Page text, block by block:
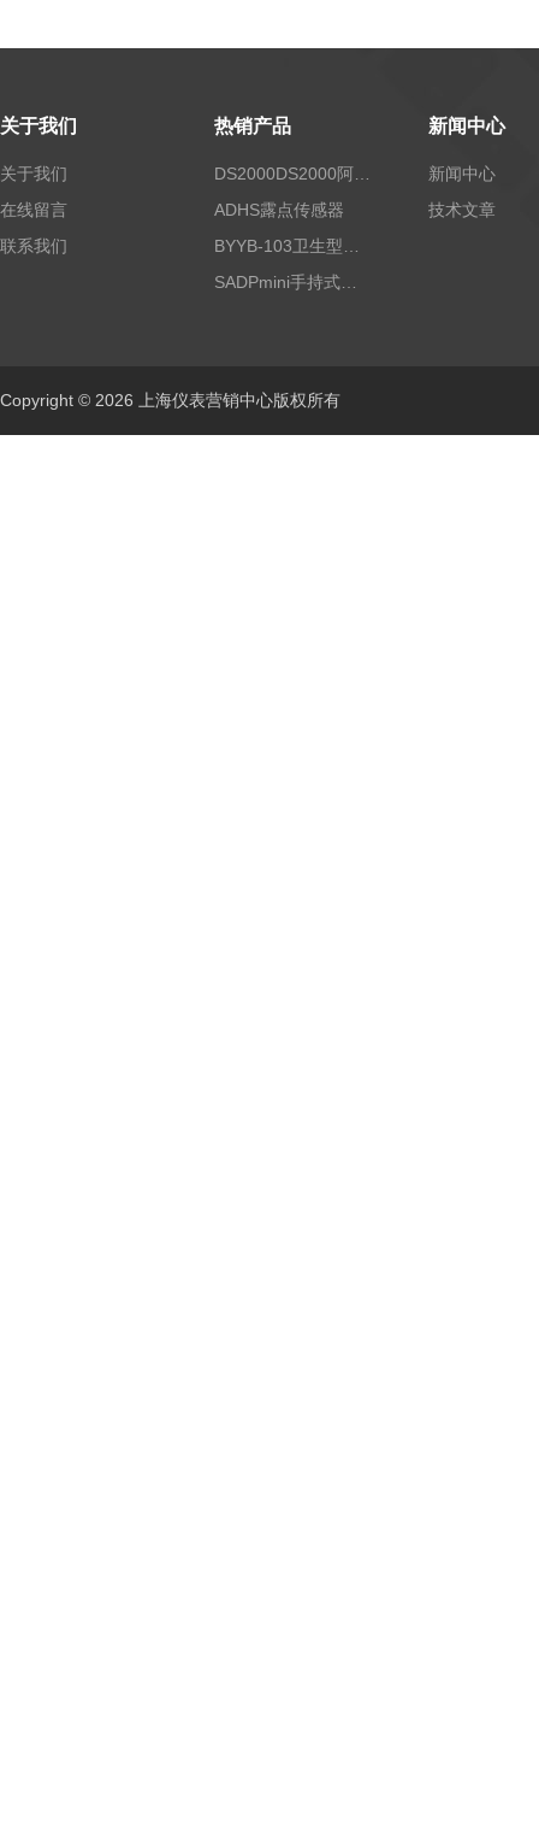
关于我们
关于我们
在线留言
联系我们
热销产品
ADHS露点传感器
新闻中心
新闻中心
技术文章
Copyright © 2026 上海仪表营销中心版权所有